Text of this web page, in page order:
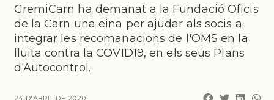
GremiCarn ha demanat a la Fundació Oficis
de la Carn una eina per ajudar als socis a
integrar les recomanacions de l'OMS en la
lluita contra la COVID19, en els seus Plans
d'Autocontrol.